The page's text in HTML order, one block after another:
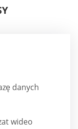
danych
wideo